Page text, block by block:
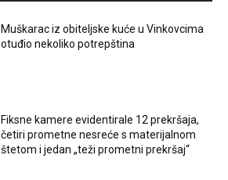
Muškarac iz obiteljske kuće u Vinkovcima
otuđio nekoliko potrepština
Fiksne kamere evidentirale 12 prekršaja,
četiri prometne nesreće s materijalnom
štetom i jedan „teži prometni prekršaj“